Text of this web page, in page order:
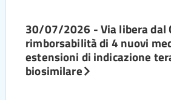
30/07/2026 - Via libera dal
rimborsabilità di 4 nuovi
estensioni di indicazione
biosimilare